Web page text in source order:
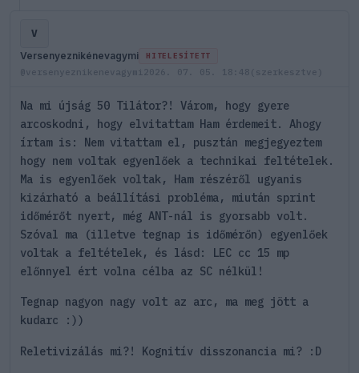
V
Versenyeznikénevagymi HITELESÍTETT
@versenyeznikenevagymi2026. 07. 05. 18:48 (szerkesztve)
Na mi újság 50 Tilátor?! Várom, hogy gyere
arcoskodni, hogy elvitattam Ham érdemeit. Ahogy
írtam is: Nem vitattam el, pusztán megjegyeztem
hogy nem voltak egyenlőek a technikai feltételek.
Ma is egyenlőek voltak, Ham részéről ugyanis
kizárható a beállítási probléma, miután sprint
időmérőt nyert, még ANT-nál is gyorsabb volt.
Szóval ma (illetve tegnap is időmérőn) egyenlőek
voltak a feltételek, és lásd: LEC cc 15 mp
előnnyel ért volna célba az SC nélkül!
Tegnap nagyon nagy volt az arc, ma meg jött a
kudarc :))
Reletivizálás mi?! Kognitív disszonancia mi? :D